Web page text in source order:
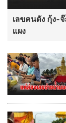
เลขคนดัง กุ้ง-
แผง